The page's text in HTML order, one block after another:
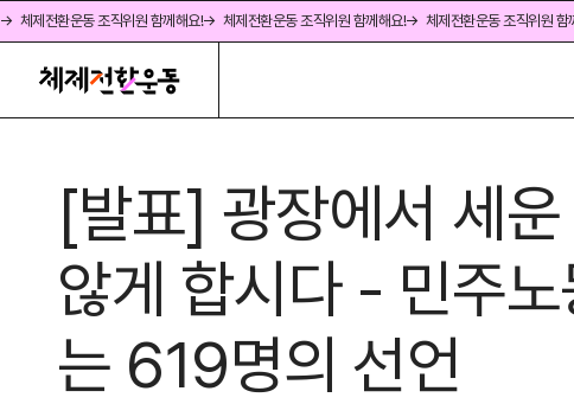
→ 체제전환운동 조직위원 함께해요!→ 체제전환운동 조직위원 함께해요!→ 체제전환운동 조직위원 함
[발표] 광장에서 세
않게 합시다 - 민주
는 619명의 선언